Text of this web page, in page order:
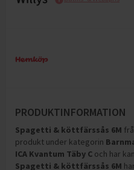
PRODUKTINFORMATION
Spagetti & köttfärssås 6M
produkt under kategorin
ICA Kvantum Täby C och har
Spagetti & köttfärssås 6M har